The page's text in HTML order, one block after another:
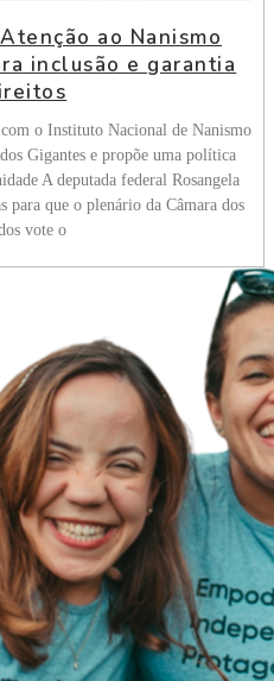
ao Nanismo
inclusão e garantia
o Instituto Nacional de Nanismo
Gigantes e propõe uma política
A deputada federal Rosangela
para que o plenário da Câmara dos
vote o